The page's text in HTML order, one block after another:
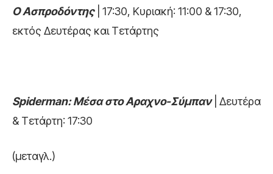
Ο Ασπροδόντης| 17:30, Κυριακή: 11:00 & 17:30,
εκτός Δευτέρας και Τετάρτης
Spiderman: Μέσα στο Αραχνο-Σύμπαν| Δευτέρα
& Τετάρτη: 17:30
(μεταγλ.)